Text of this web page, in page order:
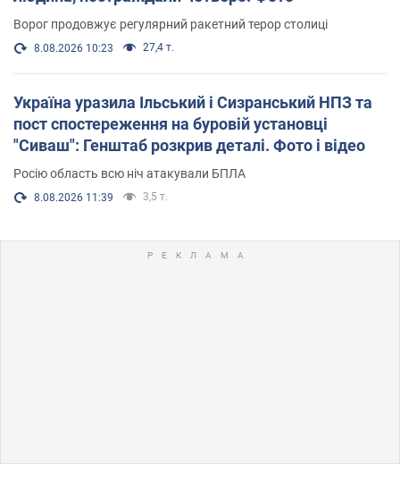
Ворог продовжує регулярний ракетний терор столиці
8.08.2026 10:23 27,4 т.
Україна уразила Ільський і Сизранський НПЗ та
пост спостереження на буровій установці
"Сиваш": Генштаб розкрив деталі. Фото і відео
Росію область всю ніч атакували БПЛА
8.08.2026 11:39 3,5 т.